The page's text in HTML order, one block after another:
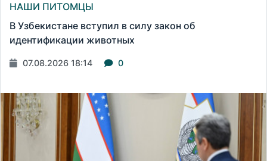
НАШИ ПИТОМЦЫ
В Узбекистане вступил в силу закон об
идентификации животных
07.08.2026 18:14 0